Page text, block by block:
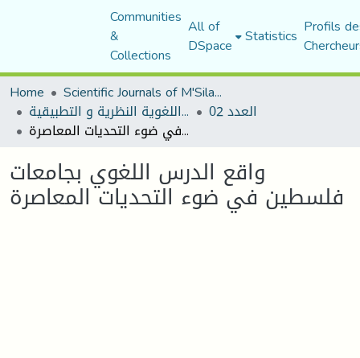
Communities
&
Collections
All of
DSpace Statistics Profils
Home
Scientific Journals of M'Sila University
مجلة المقرى للدراسات اللغوية النظرية و التطبيقية العدد 02
واقع الدرس اللغوي بجامعات فلسطين في ضوء التحديات المعاصرة
واقع الدرس اللغوي بجامعات
فلسطين في ضوء التحديات المعاصرة